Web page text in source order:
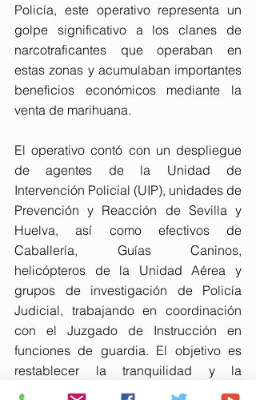
Policía, este operativo representa un
golpe significativo a los clanes de
narcotraficantes que operaban en
estas zonas y acumulaban importantes
beneficios económicos mediante la
venta de marihuana.
El operativo contó con un despliegue
de agentes de la Unidad de
Intervención Policial (UIP), unidades de
Prevención y Reacción de Sevilla y
Huelva, así como efectivos de
Caballería, Guías Caninos,
helicópteros de la Unidad Aérea y
grupos de investigación de Policía
Judicial, trabajando en coordinación
con el Juzgado de Instrucción en
funciones de guardia. El objetivo es
restablecer la tranquilidad y la
convivencia pacífica en estas